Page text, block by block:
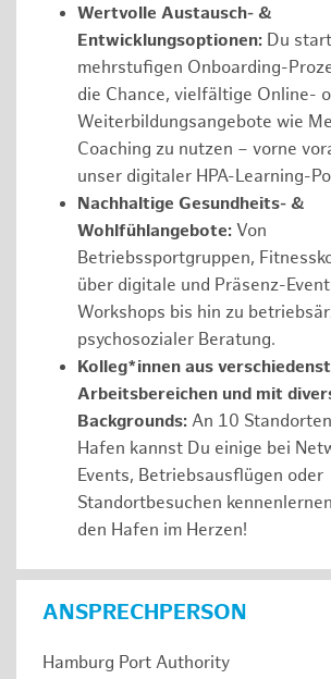
Wertvolle Austausch- &
Entwicklungsoptionen: Du
mehrstufigen Onboarding-
die Chance, vielfältige Online-
Weiterbildungsangebote wie
Coaching zu nutzen – vorne
unser digitaler HPA-Learning-
Nachhaltige Gesundheits- &
Wohlfühlangebote: Von
Betriebssportgruppen,
über digitale und Präsenz-
Workshops bis hin zu
psychosozialer Beratung.
Kolleg*innen aus
Arbeitsbereichen und mit
Backgrounds: An 10
Hafen kannst Du einige bei
Events, Betriebsausflügen oder
Standortbesuchen
den Hafen im Herzen!
ANSPRECHPERSON
Hamburg Port Authority